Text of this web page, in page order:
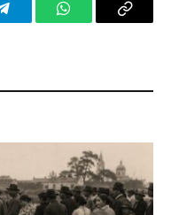
TelegramWhatsAppCopy